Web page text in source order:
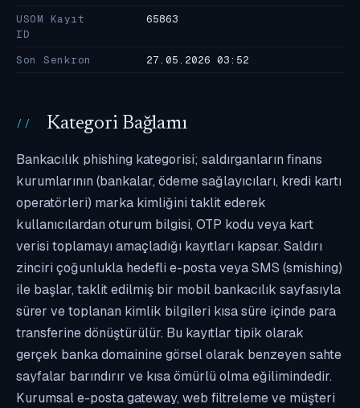
USOM Kayıt
ID
65863
Son Senkron 27.05.2026 03:52
Kategori Bağlamı
Bankacılık phishing kategorisi; saldırganların finans
kurumlarının (bankalar, ödeme sağlayıcıları, kredi kartı
operatörleri) marka kimliğini taklit ederek
kullanıcılardan oturum bilgisi, OTP kodu veya kart
verisi toplamayı amaçladığı kayıtları kapsar. Saldırı
zinciri çoğunlukla hedefli e-posta veya SMS (smishing)
ile başlar, taklit edilmiş bir mobil bankacılık sayfasıyla
sürer ve toplanan kimlik bilgileri kısa süre içinde para
transferine dönüştürülür. Bu kayıtlar tipik olarak
gerçek banka domainine görsel olarak benzeyen sahte
sayfalar barındırır ve kısa ömürlü olma eğilimindedir.
Kurumsal e-posta gateway, web filtreleme ve müşteri